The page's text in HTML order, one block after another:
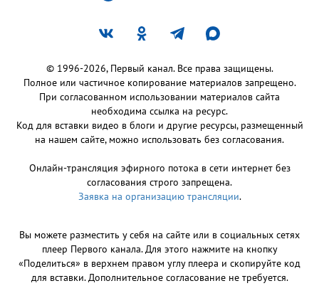
© 1996-2026, Первый канал. Все права защищены.
Полное или частичное копирование материалов запрещено.
При согласованном использовании материалов сайта
необходима ссылка на ресурс.
Код для вставки видео в блоги и другие ресурсы, размещенный
на нашем сайте, можно использовать без согласования.
Онлайн-трансляция эфирного потока в сети интернет без
согласования строго запрещена.
Заявка на организацию трансляции.
Вы можете разместить у себя на сайте или в социальных сетях
плеер Первого канала. Для этого нажмите на кнопку
«Поделиться» в верхнем правом углу плеера и скопируйте код
для вставки. Дополнительное согласование не требуется.